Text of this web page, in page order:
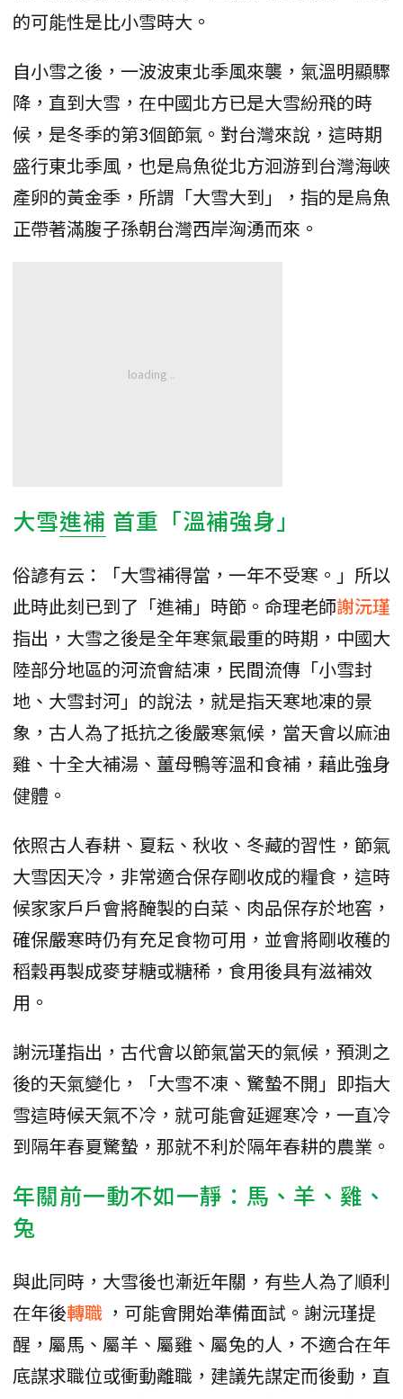
的可能性是比小雪時大。
自小雪之後，一波波東北季風來襲，氣溫明顯驟
降，直到大雪，在中國北方已是大雪紛飛的時
候，是冬季的第3個節氣。對台灣來說，這時期
盛行東北季風，也是烏魚從北方洄游到台灣海峽
產卵的黃金季，所謂「大雪大到」，指的是烏魚
正帶著滿腹子孫朝台灣西岸洶湧而來。
大雪進補 首重「溫補強身」
俗諺有云：「大雪補得當，一年不受寒。」所以
此時此刻已到了「進補」時節。命理老師謝沅瑾
指出，大雪之後是全年寒氣最重的時期，中國大
陸部分地區的河流會結凍，民間流傳「小雪封
地、大雪封河」的說法，就是指天寒地凍的景
象，古人為了抵抗之後嚴寒氣候，當天會以麻油
雞、十全大補湯、薑母鴨等溫和食補，藉此強身
健體。
依照古人春耕、夏耘、秋收、冬藏的習性，節氣
大雪因天冷，非常適合保存剛收成的糧食，這時
候家家戶戶會將醃製的白菜、肉品保存於地窖，
確保嚴寒時仍有充足食物可用，並會將剛收穫的
稻穀再製成麥芽糖或糖稀，食用後具有滋補效
用。
謝沅瑾指出，古代會以節氣當天的氣候，預測之
後的天氣變化，「大雪不凍、驚蟄不開」即指大
雪這時候天氣不冷，就可能會延遲寒冷，一直冷
到隔年春夏驚蟄，那就不利於隔年春耕的農業。
年關前一動不如一靜：馬、羊、雞、
兔
與此同時，大雪後也漸近年關，有些人為了順利
在年後轉職 ，可能會開始準備面試。謝沅瑾提
醒，屬馬、屬羊、屬雞、屬兔的人，不適合在年
底謀求職位或衝動離職，建議先謀定而後動，直